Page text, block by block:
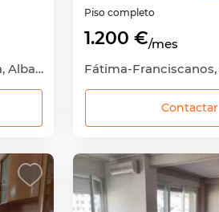
Centro-Villacerrada-Pajarita, Albacete Capital, Albacete
Piso completo
1.200 €/mes
Contactar